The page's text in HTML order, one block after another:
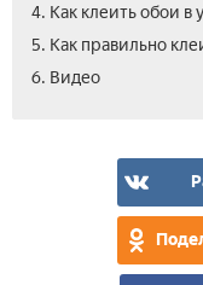
4. Как клеить обои в
5. Как правильно
6. Видео